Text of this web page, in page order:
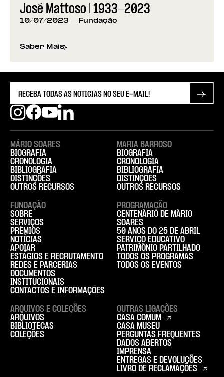
José Mattoso | 1933-2023
10/07/2023 - Fundação
Saber Mais
sobre José Mattoso | 1933-2023
MÁRIO SOARES
BIOGRAFIA
CRONOLOGIA
BIBLIOGRAFIA
DISTINÇÕES
OUTROS RECURSOS
MARIA BARROSO
BIOGRAFIA
CRONOLOGIA
BIBLIOGRAFIA
DISTINÇÕES
OUTROS RECURSOS
FUNDAÇÃO
SOBRE
SERVIÇOS
PRÉMIOS
NOTÍCIAS
APOIAR
ESTÁGIOS E RECRUTAMENTO
REDES E PARCERIAS
DOCUMENTOS
INSTITUCIONAIS
CONTACTOS E INFORMAÇÕES
PROGRAMAÇÃO
CENTENÁRIO DE MÁRIO
SOARES
50 ANOS DO 25 DE ABRIL
SERVIÇO EDUCATIVO
PATRIMÓNIO PARTILHADO
TODOS OS PROGRAMAS
TODOS OS EVENTOS
ARQUIVOS E COLEÇÕES
ARQUIVOS
BIBLIOTECAS
COLEÇÕES
OUTRAS LIGAÇÕES
CASA COMUM
CASA MUSEU
PERGUNTAS FREQUENTES
DADOS ABERTOS
IMPRENSA
ENTREGAS E DEVOLUÇÕES
LIVRO DE RECLAMAÇÕES